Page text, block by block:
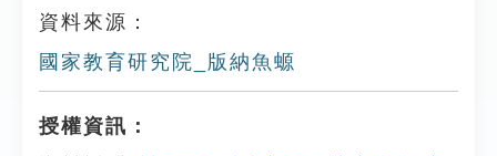
資料來源：
國家教育研究院_版納魚螈
授權資訊：